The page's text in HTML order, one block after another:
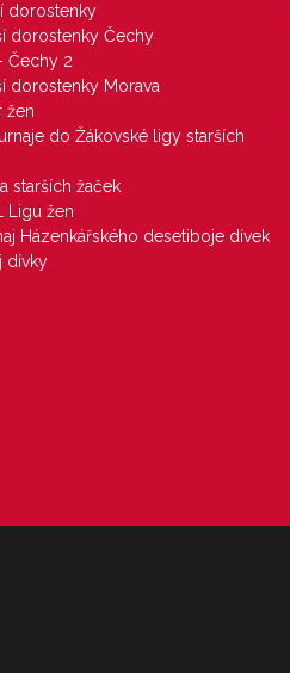
dorostenky
dorostenky Čechy
Čechy 2
dorostenky Morava
žen
do Žákovské ligy starších
starších žaček
Ligu žen
Házenkářského desetiboje dívek
dívky